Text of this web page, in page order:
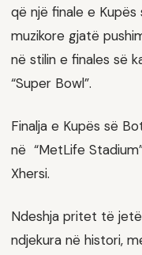
që një finale e
muzikore gjatë
në stilin e finales së
“Super Bowl”.
Finalja e Kupës së
në “MetLife
Xhersi.
Ndeshja pritet të
ndjekura në histori,